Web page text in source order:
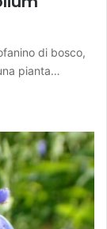
di bosco,
pianta…